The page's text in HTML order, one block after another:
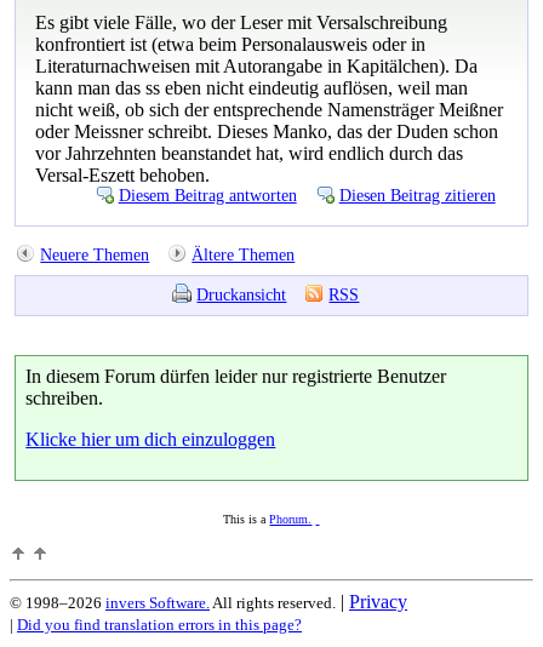
Es gibt viele Fälle, wo der Leser mit Versalschreibung
konfrontiert ist (etwa beim Personalausweis oder in
Literaturnachweisen mit Autorangabe in Kapitälchen). Da
kann man das ss eben nicht eindeutig auflösen, weil man
nicht weiß, ob sich der entsprechende Namensträger Meißner
oder Meissner schreibt. Dieses Manko, das der Duden schon
vor Jahrzehnten beanstandet hat, wird endlich durch das
Versal-Eszett behoben.
Diesem Beitrag antworten Diesen Beitrag zitieren
Neuere Themen Ältere Themen
Druckansicht RSS
In diesem Forum dürfen leider nur registrierte Benutzer
schreiben.
Klicke hier um dich einzuloggen
This is aPhorum.
© 1998–2026 invers Software.All rights reserved. | Privacy
| Did you find translation errors in this page?